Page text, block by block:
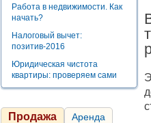
Работа в недвижимости. Как
начать?
Налоговый вычет:
позитив-2016
Юридическая чистота
квартиры: проверяем сами
Продажа Аренда